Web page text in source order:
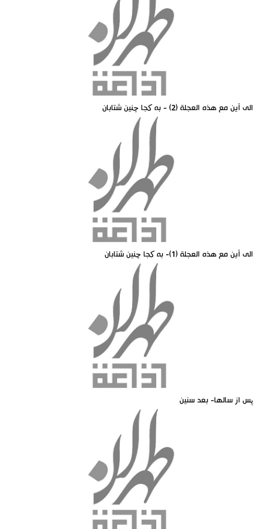
الى أين مع هذه العجلة (2) - به کجا چنين شتابان
الى أين مع هذه العجلة (1)- به کجا چنين شتابان
پس از سالها- بعد سنين